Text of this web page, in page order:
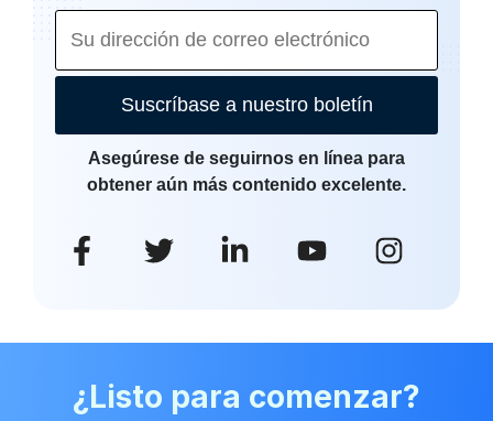
Suscríbase a nuestro boletín
Asegúrese de seguirnos en línea para
obtener aún más contenido excelente.
¿Listo para comenzar?